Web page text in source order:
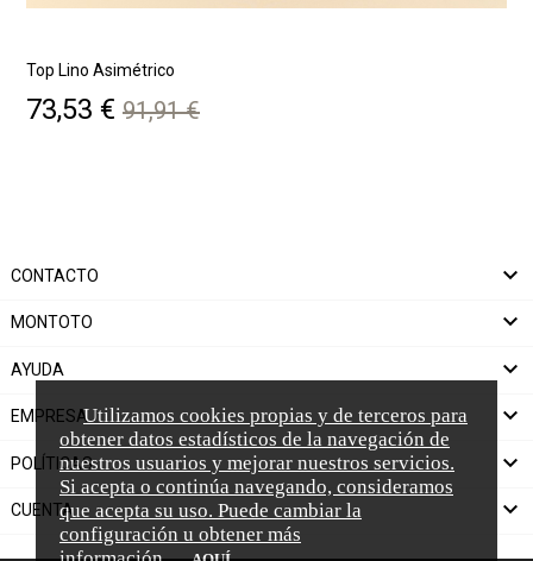
Utilizamos cookies propias y de terceros para
obtener datos estadísticos de la navegación de
nuestros usuarios y mejorar nuestros servicios.
Si acepta o continúa navegando, consideramos
que acepta su uso. Puede cambiar la
configuración u obtener más
Top Lino Asimétrico
Precio
73,53 € Precio
base
91,91 €
CONTACTO 
MONTOTO 
AYUDA 
EMPRESA 
POLÍTICAS 
CUENTA 